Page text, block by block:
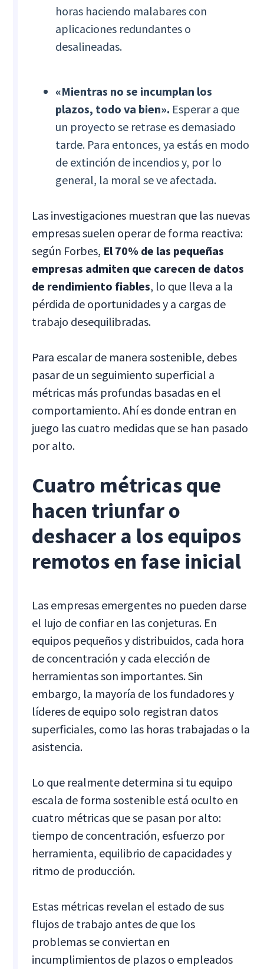
horas haciendo malabares con
aplicaciones redundantes o
desalineadas.
«Mientras no se incumplan los
plazos, todo va bien». Esperar a que
un proyecto se retrase es demasiado
tarde. Para entonces, ya estás en modo
de extinción de incendios y, por lo
general, la moral se ve afectada.
Las investigaciones muestran que las nuevas
empresas suelen operar de forma reactiva:
según Forbes, El 70% de las pequeñas
empresas admiten que carecen de datos
de rendimiento fiables, lo que lleva a la
pérdida de oportunidades y a cargas de
trabajo desequilibradas.
Para escalar de manera sostenible, debes
pasar de un seguimiento superficial a
métricas más profundas basadas en el
comportamiento. Ahí es donde entran en
juego las cuatro medidas que se han pasado
por alto.
Cuatro métricas que
hacen triunfar o
deshacer a los equipos
remotos en fase inicial
Las empresas emergentes no pueden darse
el lujo de confiar en las conjeturas. En
equipos pequeños y distribuidos, cada hora
de concentración y cada elección de
herramientas son importantes. Sin
embargo, la mayoría de los fundadores y
líderes de equipo solo registran datos
superficiales, como las horas trabajadas o la
asistencia.
Lo que realmente determina si tu equipo
escala de forma sostenible está oculto en
cuatro métricas que se pasan por alto:
tiempo de concentración, esfuerzo por
herramienta, equilibrio de capacidades y
ritmo de producción.
Estas métricas revelan el estado de sus
flujos de trabajo antes de que los
problemas se conviertan en
incumplimientos de plazos o empleados